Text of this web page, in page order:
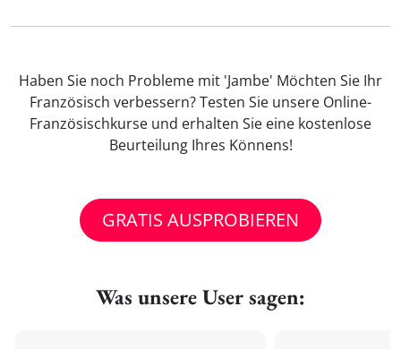
Haben Sie noch Probleme mit 'Jambe' Möchten Sie Ihr
Französisch verbessern? Testen Sie unsere Online-
Französischkurse und erhalten Sie eine kostenlose
Beurteilung Ihres Könnens!
GRATIS AUSPROBIEREN
Was unsere User sagen: